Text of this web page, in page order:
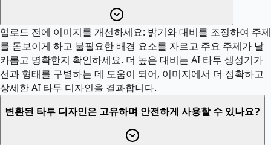
업로드 전에 이미지를 개선하세요: 밝기와 대비를 조정하여 주제
를 돋보이게 하고 불필요한 배경 요소를 자르고 주요 주제가 날
카롭고 명확한지 확인하세요. 더 높은 대비는 AI 타투 생성기가
선과 형태를 구별하는 데 도움이 되어, 이미지에서 더 정확하고
상세한 AI 타투 디자인을 결과합니다.
변환된 타투 디자인은 고유하며 안전하게 사용할 수 있나요?